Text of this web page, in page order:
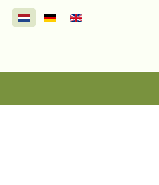
Selecteer de taal